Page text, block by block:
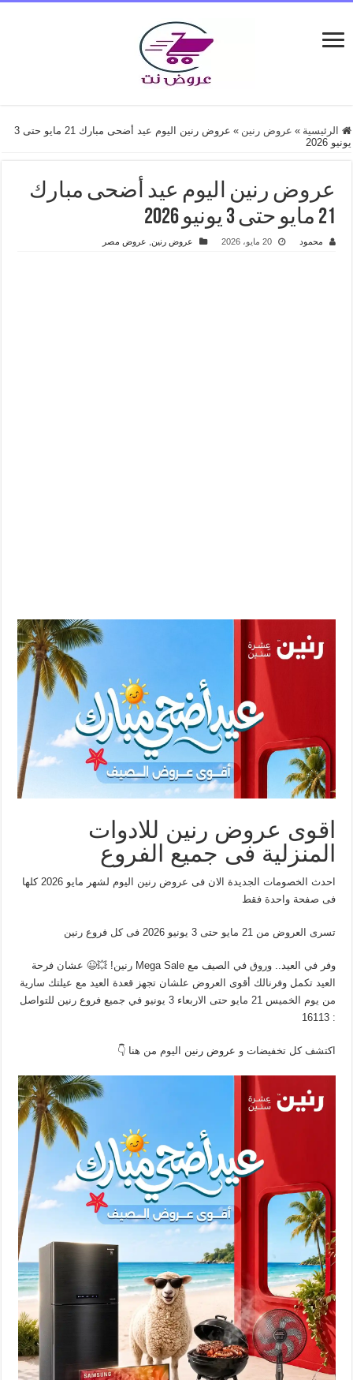
الرئيسية » عروض رنين »
عروض رنين اليوم عيد أضحى مبارك 21 مايو حتى 3
يونيو 2026
عروض رنين اليوم عيد أضحى مبارك
21 مايو حتى 3 يونيو 2026
محمود 20 مايو، 2026 عروض رنين, عروض مصر
اقوى عروض رنين للادوات
المنزلية فى جميع الفروع
احدث الخصومات الجديدة الان فى عروض رنين اليوم لشهر مايو 2026 كلها
فى صفحة واحدة فقط
تسرى العروض من 21 مايو حتى 3 يونيو 2026 فى كل فروع رنين
وفر في العيد.. وروق في الصيف مع Mega Sale رنين! 💥😉 عشان فرحة
العيد تكمل وفرنالك أقوى العروض علشان تجهز قعدة العيد مع عيلتك سارية
من يوم الخميس 21 مايو حتى الاربعاء 3 يونيو في جميع فروع رنين للتواصل
: 16113
اكتشف كل تخفيضات و عروض رنيناليوم من هنا 👇